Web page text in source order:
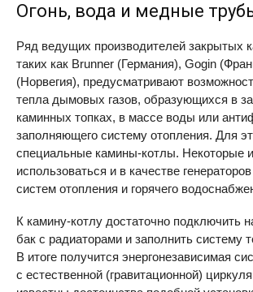
Огонь, вода и медные
Ряд ведущих производителей закрытых
таких как Brunner (Германия), Gogin
(Норвегия), предусматривают
тепла дымовых газов, образующихся в
каминных топках, в массе воды или
заполняющего систему отопления. Для
специальные камины-котлы. Некоторые
использоваться и в качестве
систем отопления и горячего
К камину-котлу достаточно подключить
бак с радиаторами и заполнить систему
В итоге получится энергонезависимая
с естественной (гравитационной)